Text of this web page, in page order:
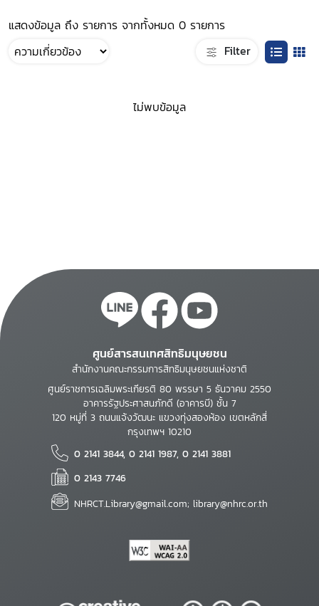
แสดงข้อมูล ถึง รายการ จากทั้งหมด 0 รายการ
Filter
ไม่พบข้อมูล
ศูนย์สารสนเทศสิทธิมนุษยชน
สำนักงานคณะกรรมการสิทธิมนุษยชนแห่งชาติ
ศูนย์ราชการเฉลิมพระเกียรติ 80 พรรษา 5 ธันวาคม 2550
อาคารรัฐประศาสนภักดี (อาคารบี) ชั้น 7
120 หมู่ที่ 3 ถนนแจ้งวัฒนะ แขวงทุ่งสองห้อง เขตหลักสี่
กรุงเทพฯ 10210
0 2141 3844, 0 2141 1987, 0 2141 3881
0 2143 7746
NHRCT.Library@gmail.com; library@nhrc.or.th